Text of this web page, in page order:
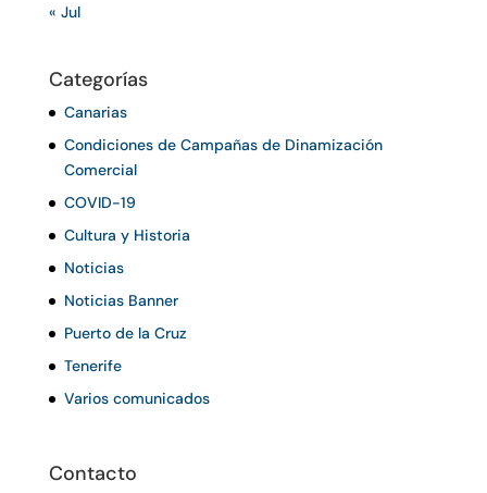
« Jul
Categorías
Canarias
Condiciones de Campañas de Dinamización
Comercial
COVID-19
Cultura y Historia
Noticias
Noticias Banner
Puerto de la Cruz
Tenerife
Varios comunicados
Contacto